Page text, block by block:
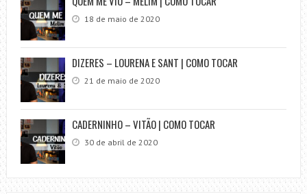
18 de maio de 2020
DIZERES – LOURENA E SANT | COMO TOCAR
21 de maio de 2020
CADERNINHO – VITÃO | COMO TOCAR
30 de abril de 2020